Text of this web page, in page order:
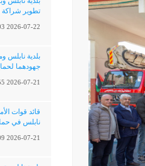
تطوير شراكة
2026-07-22 08:12:03
بلدية نابلس
جهودهما
2026-07-21 08:02:55
قائد قوات
نابلس في
2026-07-21 07:59:09